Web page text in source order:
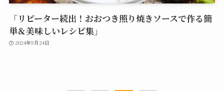
「リピーター続出！おおつき照り焼きソースで作る簡
単＆美味しいレシピ集」
2024年5月24日